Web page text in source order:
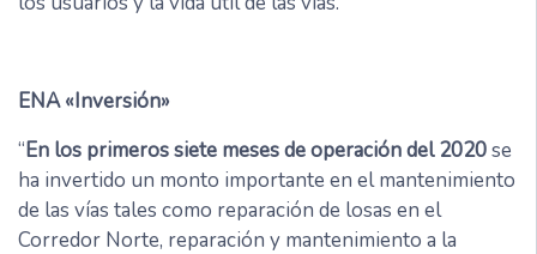
ENA «Inversión»
“En los primeros siete meses de operación del 2020se
ha invertido un monto importante en el mantenimiento
de las vías tales como reparación de losas en el
Corredor Norte, reparación y mantenimiento a la